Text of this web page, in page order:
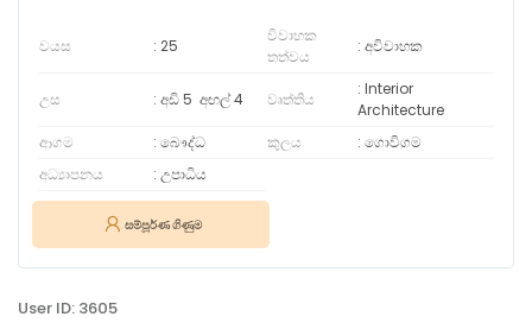
වයස 25
විවාහක
තත්වය
අවිවාහක
උස අඩි 5 අඟල්4 වෘත්තිය
Interior
Architecture
ආගම
බෞද්ධ කුලය
ගොවිගම
අධ්‍යාපනය
උපාධිය
සම්පූර්ණ ගිණුම
User ID: 3605